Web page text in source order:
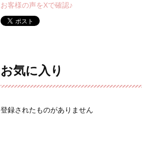
お客様の声をXで確認♪
お気に入り
登録されたものがありません